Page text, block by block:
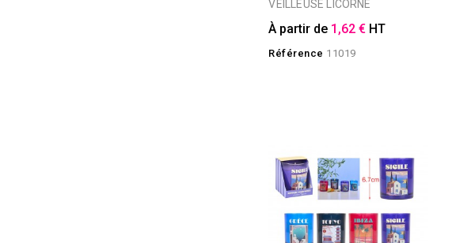
VEILLEUSE LICORNE
À partir de 1,62 € HT
Référence 11019